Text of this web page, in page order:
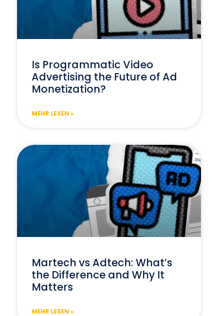
Is Programmatic Video
Advertising the Future of Ad
Monetization?
MEHR LESEN »
Martech vs Adtech: What’s
the Difference and Why It
Matters
MEHR LESEN »